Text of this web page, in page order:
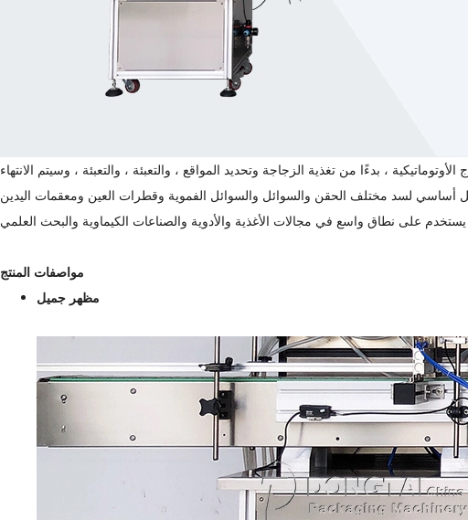
، بدءًا من تغذية الزجاجة وتحديد المواقع ، والتعبئة ، والتعبئة ، وسيتم الانتهاء
أساسي لسد مختلف الحقن والسوائل والسوائل الفموية وقطرات العين ومعقمات اليدين
مواصفات المنتج
مظهر جميل